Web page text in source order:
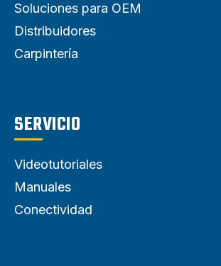
Soluciones para OEM
Distribuidores
Carpintería
SERVICIO
Videotutoriales
Manuales
Conectividad